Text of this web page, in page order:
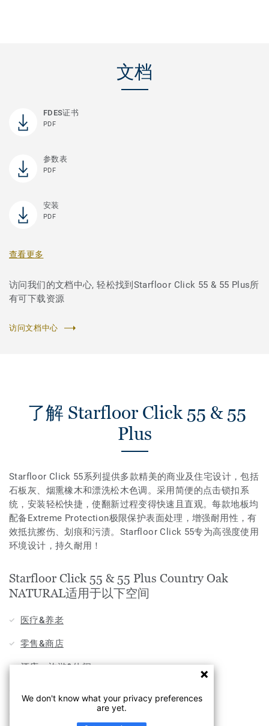
文档
FDES证书
PDF
参数表
PDF
安装
PDF
查看更多
访问我们的文档中心, 轻松找到Starfloor Click 55 & 55 Plus所
有可下载资源
访问文档中心
了解 Starfloor Click 55 & 55
Plus
Starfloor Click 55系列提供多款精美的商业及住宅设计，包括
石板灰、烟熏橡木和漂洗松木色调。采用简便的点击锁扣系
统，安装轻松快捷，使翻新过程变得快速且直观。每款地板均
配备Extreme Protection极限保护表面处理，增强耐用性，有
效抵抗擦伤、划痕和污渍。Starfloor Click 55专为高强度使用
环境设计，持久耐用！
Starfloor Click 55 & 55 Plus Country Oak
NATURAL适用于以下空间
医疗&养老
零售&商店
酒店，旅游&休闲
We don't know what your privacy preferences
are yet.